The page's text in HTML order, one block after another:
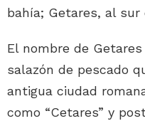
bahía; Getares, al sur
El nombre de
salazón de pescado
antigua ciudad
como “Cetares” y